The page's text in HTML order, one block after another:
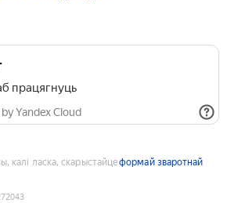
працягнуць
Yandex Cloud
калі ласка, скарыстайцеформай зваротнай